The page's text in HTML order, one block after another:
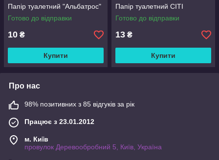
Папір туалетний "Альбатрос"
Готово до відправки
10 ₴
Купити
Папір туалетний СІТІ
Готово до відправки
13 ₴
Купити
Про нас
98% позитивних з 85 відгуків за рік
Працює з 23.01.2012
м. Київ
провулок Деревообробний 5, Київ, Україна